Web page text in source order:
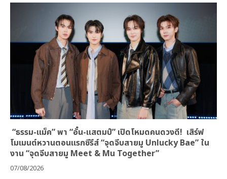
“ธรรม-แม็ค” พา “อั๋น-แสตมป์” เปิดโหมดคนดวงดี! เสิร์ฟ
โมเมนต์หวานตอนแรกซีรีส์ “จุดจีบสายมู Unlucky Bae” ใน
งาน “จุดจีบสายมู Meet & Mu Together”
07/08/2026